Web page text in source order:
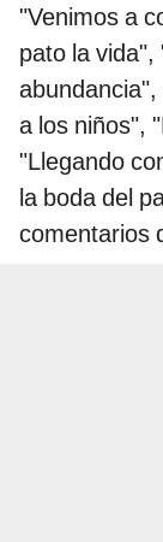
"Venimos a
pato la
a los niños",
"Llegando
la boda del
comentarios